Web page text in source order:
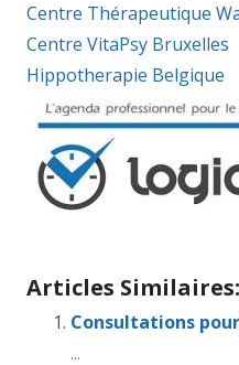
Centre Thérapeutique
Centre VitaPsy Bruxelles
Hippotherapie Belgique
Articles Similaires:
Consultations
...